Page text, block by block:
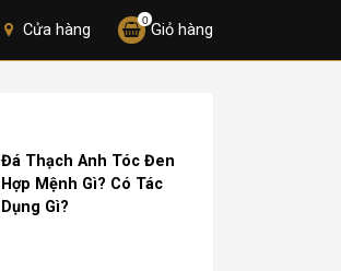
Cửa hàng Giỏ hàng
0
Đá Thạch Anh Tóc Đen
Hợp Mệnh Gì? Có Tác
Dụng Gì?